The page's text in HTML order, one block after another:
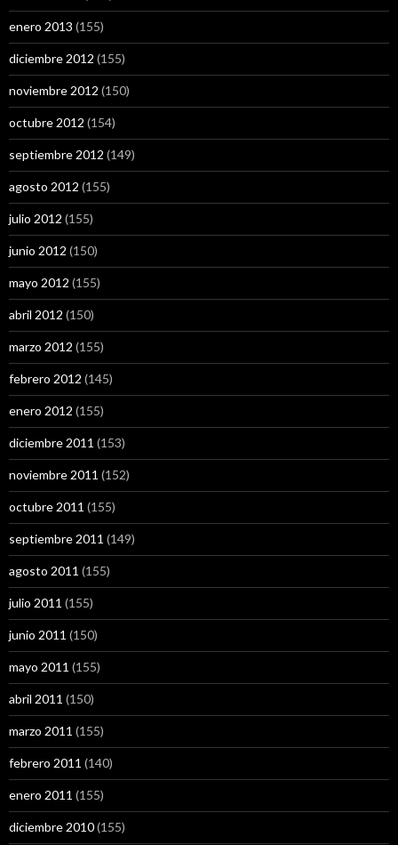
enero 2013 (155)
diciembre 2012 (155)
noviembre 2012 (150)
octubre 2012 (154)
septiembre 2012 (149)
agosto 2012 (155)
julio 2012 (155)
junio 2012 (150)
mayo 2012 (155)
abril 2012 (150)
marzo 2012 (155)
febrero 2012 (145)
enero 2012 (155)
diciembre 2011 (153)
noviembre 2011 (152)
octubre 2011 (155)
septiembre 2011 (149)
agosto 2011 (155)
julio 2011 (155)
junio 2011 (150)
mayo 2011 (155)
abril 2011 (150)
marzo 2011 (155)
febrero 2011 (140)
enero 2011 (155)
diciembre 2010(155)